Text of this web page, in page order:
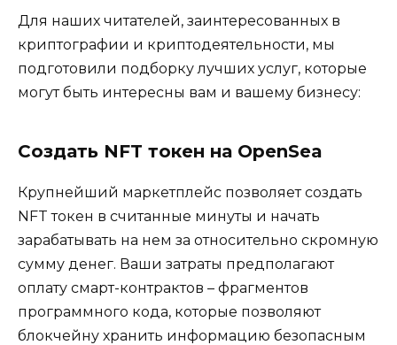
Для наших читателей, заинтересованных в
криптографии и криптодеятельности, мы
подготовили подборку лучших услуг, которые
могут быть интересны вам и вашему бизнесу:
Создать NFT токен на OpenSea
Крупнейший маркетплейс позволяет создать
NFT токен в считанные минуты и начать
зарабатывать на нем за относительно скромную
сумму денег. Ваши затраты предполагают
оплату смарт-контрактов – фрагментов
программного кода, которые позволяют
блокчейну хранить информацию безопасным